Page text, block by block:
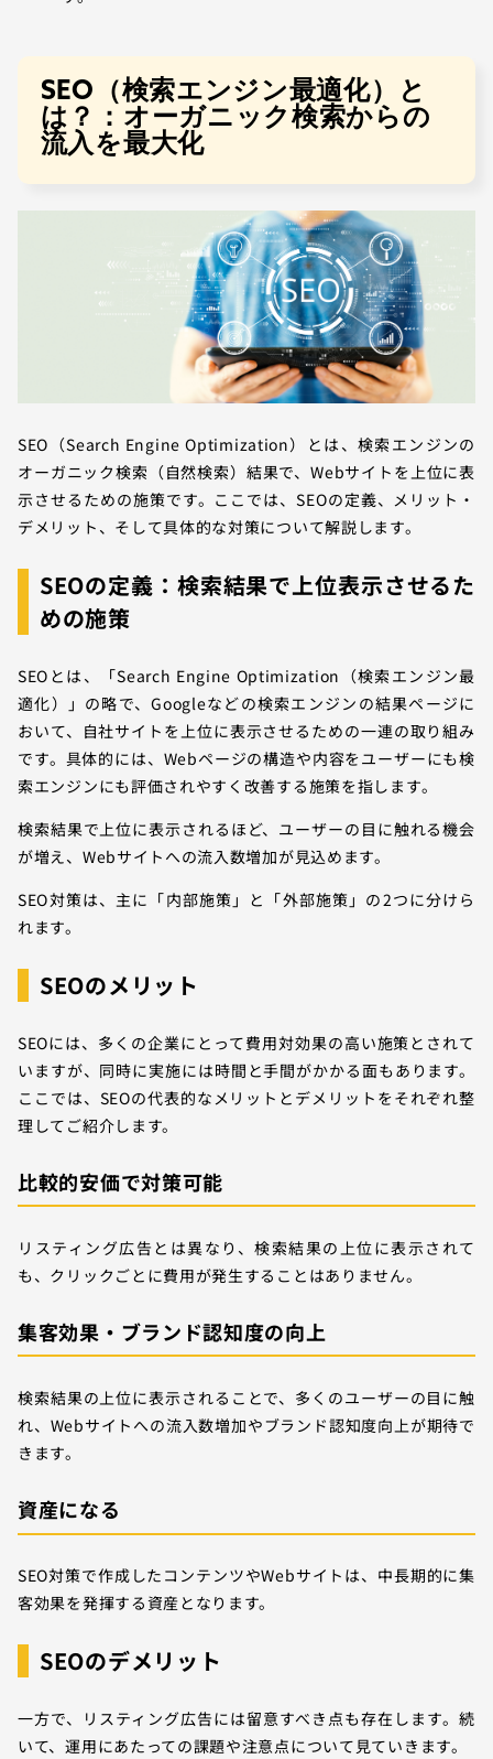
SEO（検索エンジン最適化）と
は？：オーガニック検索からの
流入を最大化
SEO（Search Engine Optimization）とは、検索エンジンの
オーガニック検索（自然検索）結果で、Webサイトを上位に表
示させるための施策です。ここでは、SEOの定義、メリット・
デメリット、そして具体的な対策について解説します。
SEOの定義：検索結果で上位表示させるた
めの施策
SEOとは、「Search Engine Optimization（検索エンジン最
適化）」の略で、Googleなどの検索エンジンの結果ページに
おいて、自社サイトを上位に表示させるための一連の取り組み
です。具体的には、Webページの構造や内容をユーザーにも検
索エンジンにも評価されやすく改善する施策を指します。
検索結果で上位に表示されるほど、ユーザーの目に触れる機会
が増え、Webサイトへの流入数増加が見込めます。
SEO対策は、主に「内部施策」と「外部施策」の2つに分けら
れます。
SEOのメリット
SEOには、多くの企業にとって費用対効果の高い施策とされて
いますが、同時に実施には時間と手間がかかる面もあります。
ここでは、SEOの代表的なメリットとデメリットをそれぞれ整
理してご紹介します。
比較的安価で対策可能
リスティング広告とは異なり、検索結果の上位に表示されて
も、クリックごとに費用が発生することはありません。
集客効果・ブランド認知度の向上
検索結果の上位に表示されることで、多くのユーザーの目に触
れ、Webサイトへの流入数増加やブランド認知度向上が期待で
きます。
資産になる
SEO対策で作成したコンテンツやWebサイトは、中長期的に集
客効果を発揮する資産となります。
SEOのデメリット
一方で、リスティング広告には留意すべき点も存在します。続
いて、運用にあたっての課題や注意点について見ていきます。